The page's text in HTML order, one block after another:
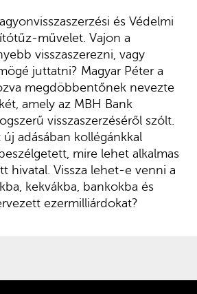
és Védelmi
művelet. Vajon a
visszaszerezni, vagy
juttatni? Magyar Péter a
megdöbbentőnek nevezte
amely az MBH Bank
visszaszerzéséről szólt.
új adásában kollégánkkal
mire lehet alkalmas
hivatal. Vissza lehet-e venni a
kekvákba, bankokba és
ezermilliárdokat?